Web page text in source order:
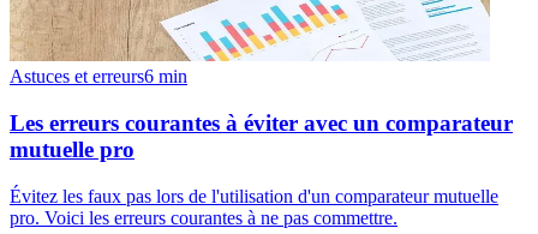
Astuces et erreurs6 min
Les erreurs courantes à éviter avec un comparateur
mutuelle pro
Évitez les faux pas lors de l'utilisation d'un comparateur mutuelle
pro. Voici les erreurs courantes à ne pas commettre.